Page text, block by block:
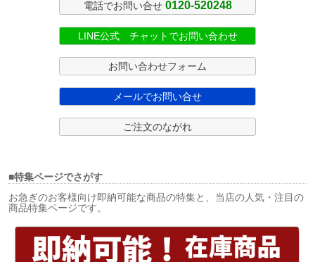
電話でお問い合せ 0120-520248
LINE公式 チャットでお問い合わせ
お問い合わせフォーム
メールでお問い合せ
ご注文のながれ
■特集ページでさがす
お急ぎのお客様向け即納可能な商品の特集と、当店の人気・注目の
商品特集ページです。